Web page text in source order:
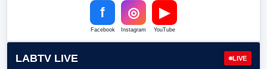
f
Facebook
◎
Instagram
▶
YouTube
LABTV LIVE LIVE